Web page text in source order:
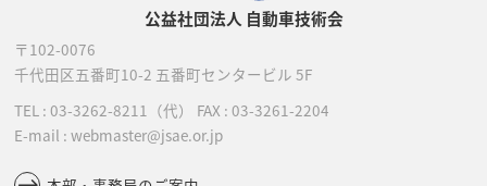
公益社団法人 自動車技術会
〒102-0076
千代田区五番町10-2 五番町センタービル 5F
TEL : 03-3262-8211 （代） FAX : 03-3261-2204
E-mail : webmaster@jsae.or.jp